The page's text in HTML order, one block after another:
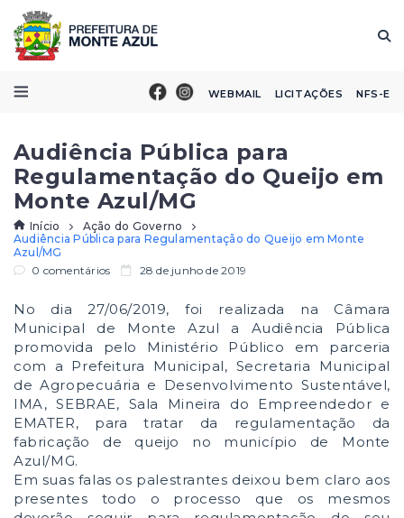
WEBMAIL LICITAÇÕES NFS-E
Audiência Pública para
Regulamentação do Queijo em
Monte Azul/MG
Início
Ação do Governo
Audiência Pública para Regulamentação do Queijo em Monte
Azul/MG
0 comentários
28 de junho de 2019
No dia 27/06/2019, foi realizada na Câmara
Municipal de Monte Azul a Audiência Pública
promovida pelo Ministério Público em parceria
com a Prefeitura Municipal, Secretaria Municipal
de Agropecuária e Desenvolvimento Sustentável,
IMA, SEBRAE, Sala Mineira do Empreendedor e
EMATER, para tratar da regulamentação da
fabricação de queijo no município de Monte
Azul/MG.
Em suas falas os palestrantes deixou bem claro aos
presentes todo o processo que os mesmos